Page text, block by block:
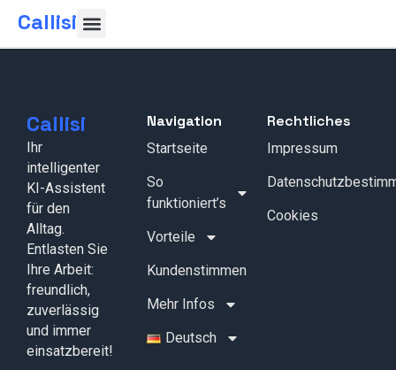
Callisi
Callisi
Ihr
intelligenter
KI-Assistent
für den
Alltag.
Entlasten Sie
Ihre Arbeit:
freundlich,
zuverlässig
und immer
einsatzbereit!
Navigation
Startseite
So
funktioniert’s
Vorteile
Kundenstimmen
Mehr Infos
Deutsch
Rechtliches
Impressum
Cookies